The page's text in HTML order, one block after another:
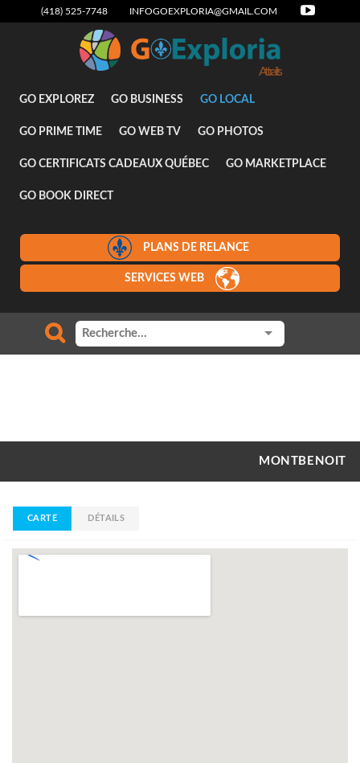
(418) 525-7748 INFOGOEXPLORIA@GMAIL.COM
Attraits
GO EXPLOREZ GO BUSINESS GO LOCAL
GO PRIME TIME GO WEB TV GO PHOTOS
GO CERTIFICATS CADEAUX QUÉBEC GO MARKETPLACE
GO BOOK DIRECT
PLANS DE RELANCE
SERVICES WEB
MONTBENOIT
CARTE DÉTAILS